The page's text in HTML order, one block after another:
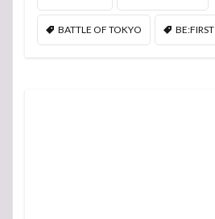
BATTLE OF TOKYO BE:FIRST